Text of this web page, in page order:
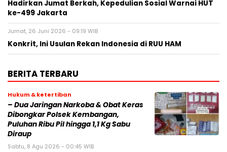
Hadirkan Jumat Berkah, Kepedulian Sosial Warnai HUT
ke-499 Jakarta
Jumat, 26 Juni 2026 - 09:19 WIB
Konkrit, Ini Usulan Rekan Indonesia di RUU HAM
BERITA TERBARU
Hukum & ketertiban
– Dua Jaringan Narkoba & Obat Keras
Dibongkar Polsek Kembangan,
Puluhan Ribu Pil hingga 1,1 Kg Sabu
Diraup
Sabtu, 8 Agu 2026 - 00:45 WIB